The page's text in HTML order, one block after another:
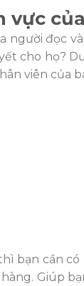
vực
người đọc và
cho họ?
viên của
bạn cần có
Giúp